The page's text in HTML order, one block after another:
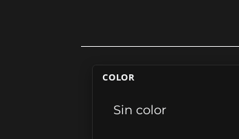
COLOR
Sin color